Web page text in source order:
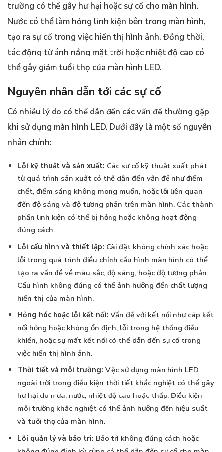
trường có thể gây hư hại hoặc sự cố cho màn hình.
Nước có thể làm hỏng linh kiện bên trong màn hình,
tạo ra sự cố trong việc hiển thị hình ảnh. Đồng thời,
tác động từ ánh nắng mặt trời hoặc nhiệt độ cao có
thể gây giảm tuổi thọ của màn hình LED.
Nguyên nhân dẫn tới các sự cố
Có nhiều lý do có thể dẫn đến các vấn đề thường gặp
khi sử dụng màn hình LED. Dưới đây là một số nguyên
nhân chính:
Lỗi kỹ thuật và sản xuất: Các sự cố kỹ thuật xuất phát
từ quá trình sản xuất có thể dẫn đến vấn đề như điểm
chết, điểm sáng không mong muốn, hoặc lỗi liên quan
đến độ sáng và độ tương phản trên màn hình. Các thành
phần linh kiện có thể bị hỏng hoặc không hoạt động
đúng cách.
Lỗi cấu hình và thiết lập: Cài đặt không chính xác hoặc
lỗi trong quá trình điều chỉnh cấu hình màn hình có thể
tạo ra vấn đề về màu sắc, độ sáng, hoặc độ tương phản.
Cấu hình không đúng có thể ảnh hưởng đến chất lượng
hiển thị của màn hình.
Hỏng hóc hoặc lỗi kết nối: Vấn đề với kết nối như cáp kết
nối hỏng hoặc không ổn định, lỗi trong hệ thống điều
khiển, hoặc sự mất kết nối có thể dẫn đến sự cố trong
việc hiển thị hình ảnh.
Thời tiết và môi trường: Việc sử dụng màn hình LED
ngoài trời trong điều kiện thời tiết khắc nghiệt có thể gây
hư hại do mưa, nước, nhiệt độ cao hoặc thấp. Điều kiện
môi trường khắc nghiệt có thể ảnh hưởng đến hiệu suất
và tuổi thọ của màn hình.
Lỗi quản lý và bảo trì: Bảo trì không đúng cách hoặc